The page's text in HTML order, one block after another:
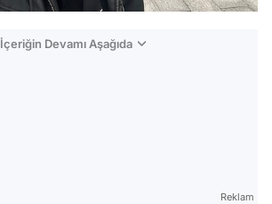
İçeriğin Devamı Aşağıda
Reklam